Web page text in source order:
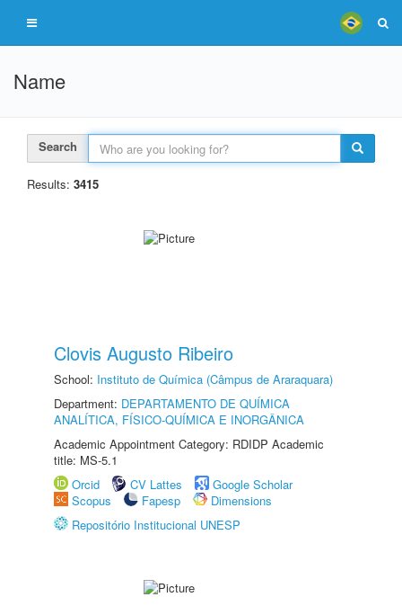
Name
Search
Results: 3415
Clovis Augusto Ribeiro
School: Instituto de Química (Câmpus de Araraquara)
Department: DEPARTAMENTO DE QUÍMICA
ANALÍTICA, FÍSICO-QUÍMICA E INORGÂNICA
Academic Appointment Category: RDIDP Academic
title: MS-5.1
Orcid
CV Lattes
Google Scholar
Scopus
Fapesp
Dimensions
Repositório Institucional UNESP